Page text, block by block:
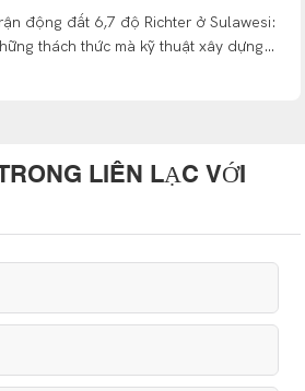
phương thức thi công trọn gói.
động đất 6,7 độ Richter ở Sulawesi:
thách thức mà kỹ thuật xây dựng
LIÊN LẠC VỚI